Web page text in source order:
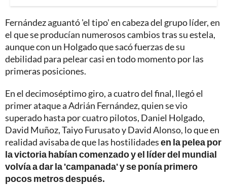
Fernández aguantó 'el tipo' en cabeza del grupo líder, en
el que se producían numerosos cambios tras su estela,
aunque con un Holgado que sacó fuerzas de su
debilidad para pelear casi en todo momento por las
primeras posiciones.
En el decimoséptimo giro, a cuatro del final, llegó el
primer ataque a Adrián Fernández, quien se vio
superado hasta por cuatro pilotos, Daniel Holgado,
David Muñoz, Taiyo Furusato y David Alonso, lo que en
realidad avisaba de que las hostilidadesen la pelea por
la victoria habían comenzado y el líder del mundial
volvía a dar la 'campanada' y se ponía primero
pocos metros después.